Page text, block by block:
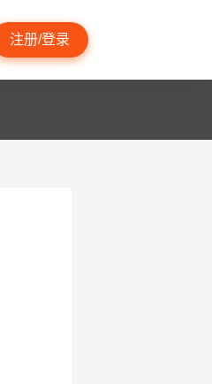
注册/登录